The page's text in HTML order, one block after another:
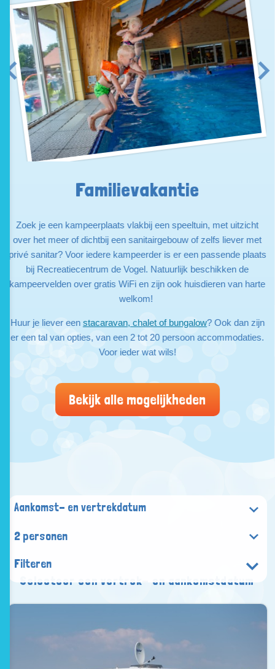
Familievakantie
Zoek je een kampeerplaats vlakbij een speeltuin, met uitzicht
over het meer of dichtbij een sanitairgebouw of zelfs liever met
privé sanitar? Voor iedere kampeerder is er een passende plaats
bij Recreatiecentrum de Vogel. Natuurlijk beschikken de
kampeervelden over gratis WiFi en zijn ook huisdieren van harte
welkom!
Huur je liever een stacaravan, chalet of bungalow? Ook dan zijn
er een tal van opties, van een 2 tot 20 persoon accommodaties.
Voor ieder wat wils!
Bekijk alle mogelijkheden
2 personen
Filteren
Selecteer een vertrek- en aankomstdatum